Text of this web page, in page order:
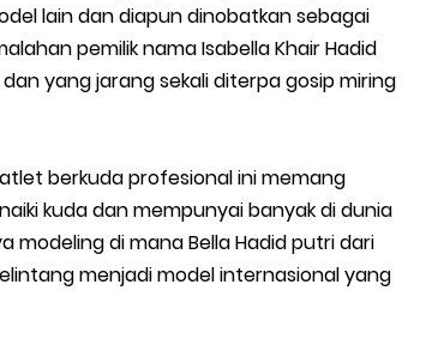
lain dan diapun dinobatkan sebagai
pemilik nama Isabella Khair Hadid
yang jarang sekali diterpa gosip miring
berkuda profesional ini memang
kuda dan mempunyai banyak di dunia
modeling di mana Bella Hadid putri dari
menjadi model internasional yang